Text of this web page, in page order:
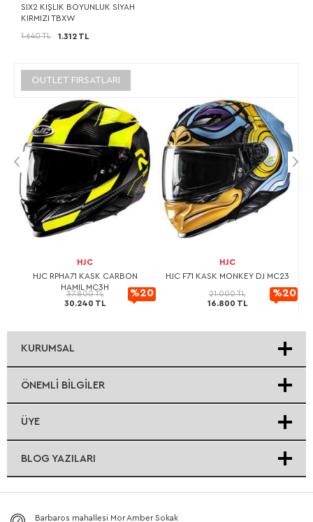
SIX2 KIŞLIK BOYUNLUK SİYAH
KIRMIZI TBXW
1.640 TL 1.312 TL
OUTLET FIRSATLARI
HJC
HJC RPHA71 KASK CARBON
HAMIL MC3H
37.800 TL
30.240 TL
%20
İndirimli
HJC
HJC F71 KASK MONKEY DJ MC23
21.000 TL
16.800 TL
%20
İndirimli
KURUMSAL
ÖNEMLI BILGILER
ÜYE
BLOG YAZILARI
Barbaros mahallesi Mor Amber Sokak